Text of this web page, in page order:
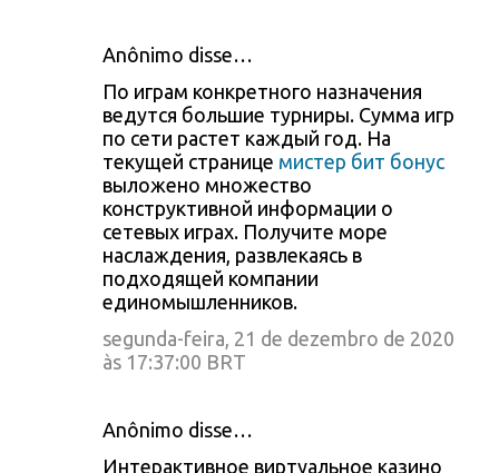
Anônimo disse…
По играм конкретного назначения
ведутся большие турниры. Сумма игр
по сети растет каждый год. На
текущей странице мистер бит бонус
выложено множество
конструктивной информации о
сетевых играх. Получите море
наслаждения, развлекаясь в
подходящей компании
единомышленников.
segunda-feira, 21 de dezembro de 2020
às 17:37:00 BRT
Anônimo disse…
Интерактивное виртуальное казино